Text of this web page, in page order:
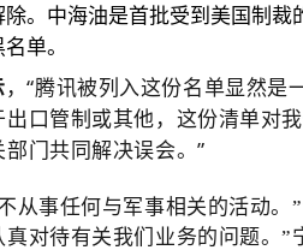
。中海油是首批受到美国制裁
单。
，“腾讯被列入这份名单显然是
口管制或其他，这份清单对
门共同解决误会。”
从事任何与军事相关的活动。
对待有关我们业务的问题。”